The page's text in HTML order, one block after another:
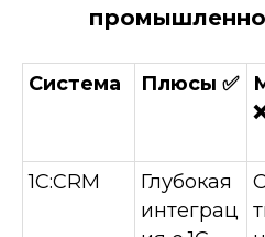
Система Плюсы ✅
1С:CRM
Глубокая
интеграц